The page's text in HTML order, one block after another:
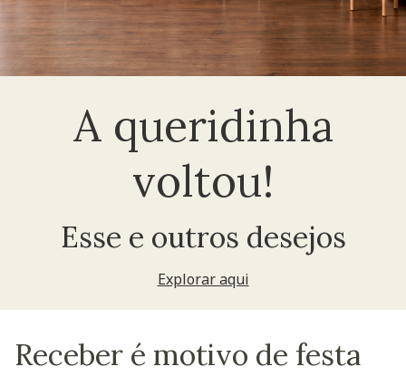
A queridinha
voltou!
Esse e outros desejos
Explorar aqui
Receber é motivo de festa